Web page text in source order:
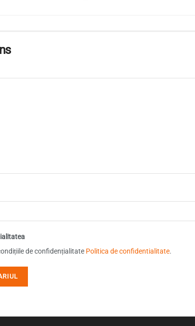
de confidențialitate Politica de confidentialitate.